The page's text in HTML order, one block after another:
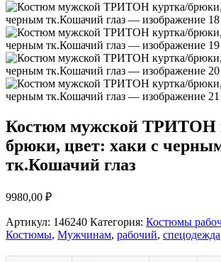
Костюм мужской ТРИТОН
брюки, цвет: хаки с
тк.Кошачий глаз
9980,00 ₽
Артикул: 146240 Категория: Костюмы
Костюмы, Мужчинам, рабочий, спецодежда